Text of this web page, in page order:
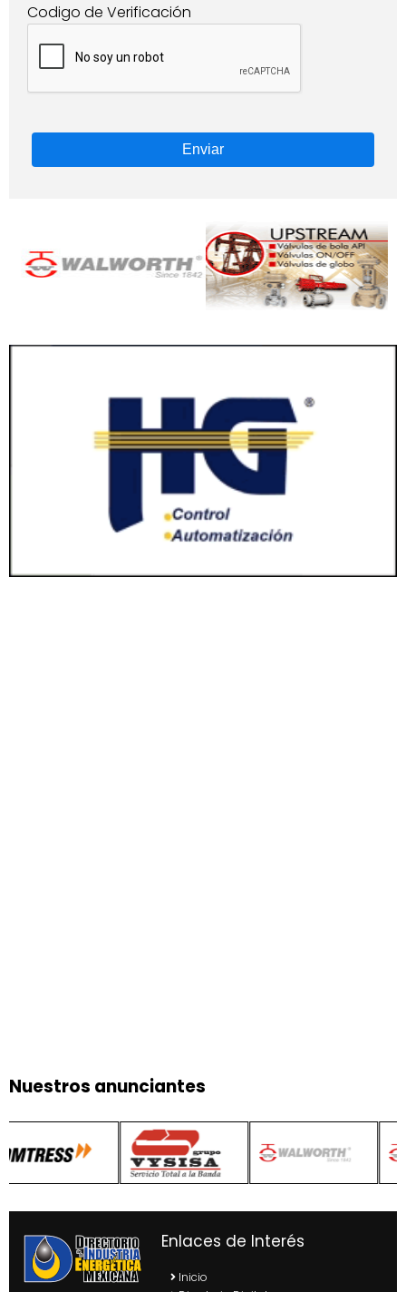
Codigo de Verificación
Enviar
Nuestros anunciantes
Enlaces de Interés
Inicio